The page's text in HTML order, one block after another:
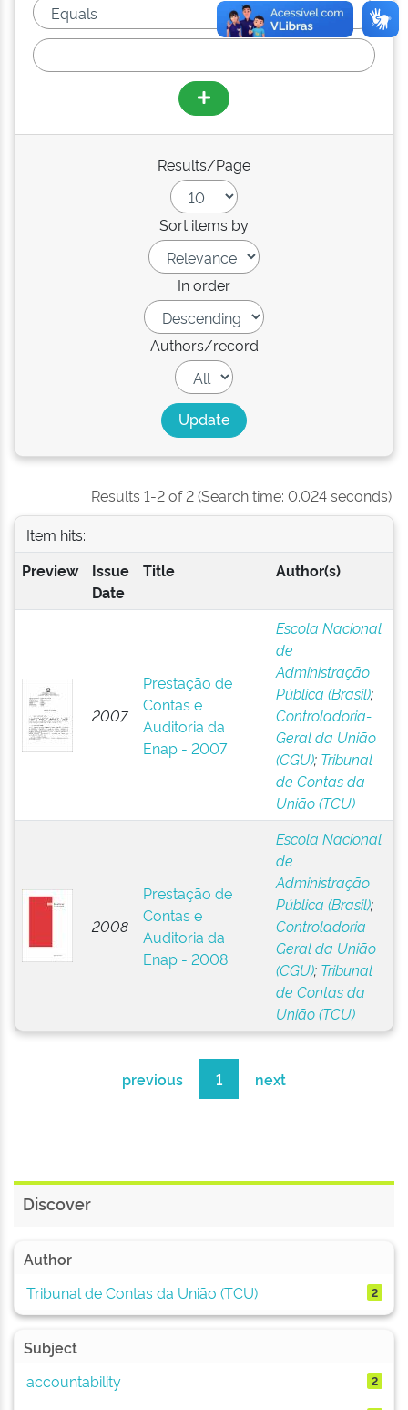
Results/Page
Sort items by
In order
Authors/record
Results 1-2 of 2 (Search time: 0.024 seconds).
Item hits:
Preview
Issue
Date
Title Author(s)
2007
Prestação de
Contas e
Auditoria da
Enap - 2007
Escola Nacional
de
Administração
Pública (Brasil);
Controladoria-
Geral da União
(CGU); Tribunal
de Contas da
União (TCU)
2008
Prestação de
Contas e
Auditoria da
Enap - 2008
Escola Nacional
de
Administração
Pública (Brasil);
Controladoria-
Geral da União
(CGU); Tribunal
de Contas da
União (TCU)
previous 1 next
Discover
Author
Tribunal de Contas da União (TCU)
2
Subject
accountability
2